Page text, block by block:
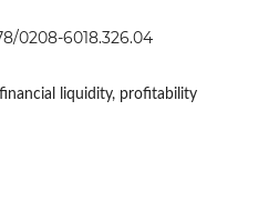
0208-6018.326.04
liquidity, profitability